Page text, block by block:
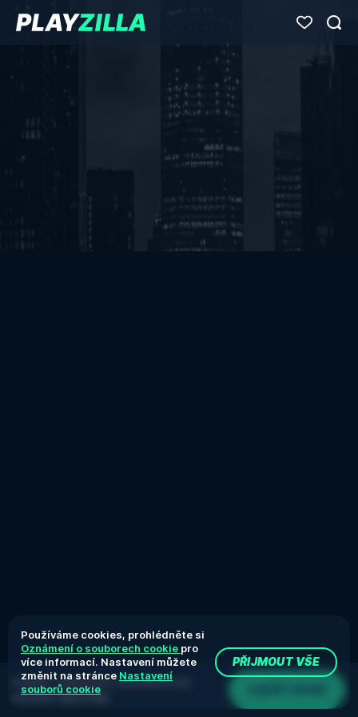
Hrajete v demoverzi. Skutečná hra je
mnohem zajímavější
Používáme cookies, prohlédněte si
Oznámení o souborech cookie pro
více informací. Nastavení můžete
změnit na stránce Nastavení
souborů cookie
PŘIJMOUT VŠE